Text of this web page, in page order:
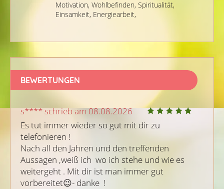
Motivation, Wohlbefinden, Spiritualität,
Einsamkeit, Energiearbeit,
BEWERTUNGEN
s**** schrieb am 08.08.2026
Es tut immer wieder so gut mit dir zu
telefonieren !
Nach all den Jahren und den treffenden
Aussagen ,weiß ich  wo ich stehe und wie es
weitergeht . Mit dir ist man immer gut
vorbereitet😉- danke  !